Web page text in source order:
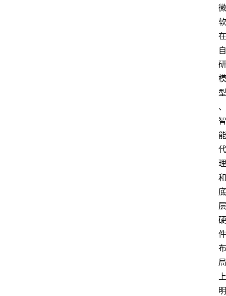
微
软
在
自
研
模
型
、
智
能
代
理
和
底
层
硬
件
布
局
上
明